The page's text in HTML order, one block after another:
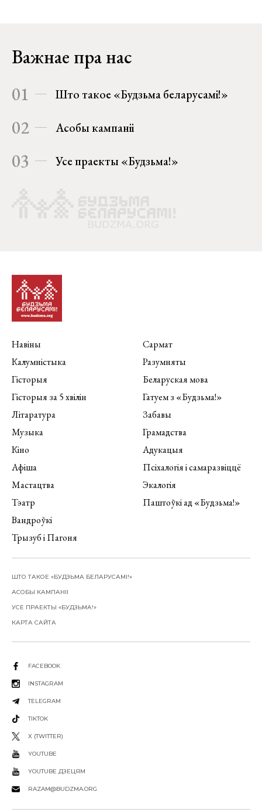
Важнае пра нас
01 Што такое «Будзьма беларусамі!»
02 Асобы кампаніі
03 Усе праекты «Будзьма!»
Навіны
Калумністыка
Гісторыя
Гісторыя за 5 хвілін
Літаратура
Музыка
Кіно
Афіша
Мастацтва
Тэатр
Вандроўкі
Трызуб і Пагоня
Сармат
Разумняты
Беларуская мова
Гатуем з «Будзьма!»
Забавы
Грамадства
Адукацыя
Псіхалогія і самаразвіццё
Экалогія
Паштоўкі ад «Будзьма!»
ШТО ТАКОЕ «БУДЗЬМА БЕЛАРУСАМІ!»
АСОБЫ КАМПАНІІ
УСЕ ПРАЕКТЫ «БУДЗЬМА!»
КАРТА САЙТА
FACEBOOK
INSTAGRAM
TELEGRAM
TIKTOK
X (TWITTER)
YOUTUBE
YOUTUBE ДЗЕЦЯМ
RAZAM@BUDZMA.ORG